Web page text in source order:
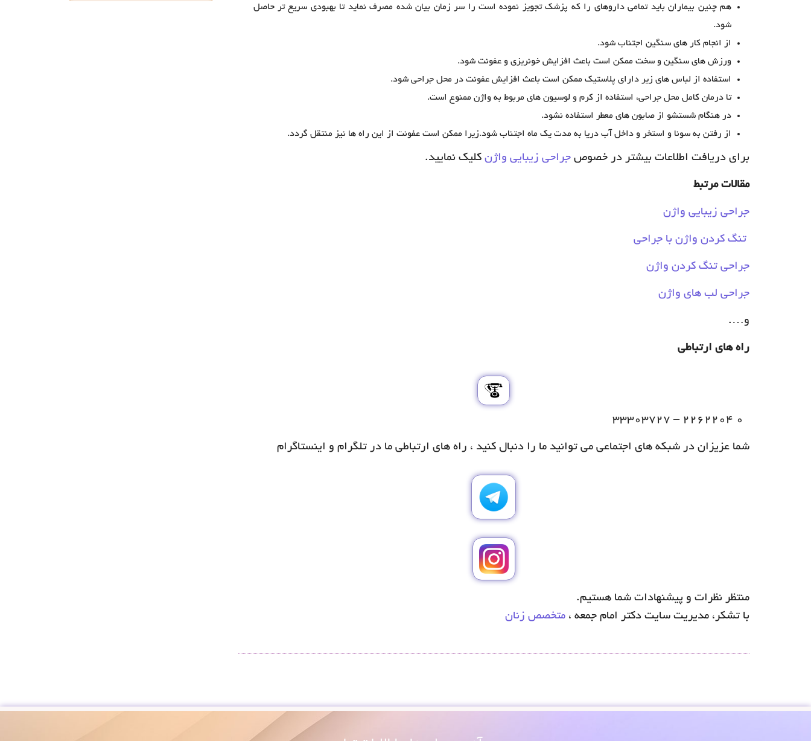
هم چنین بیماران باید تمامی داروهای را که پزشک تجویز نموده است را سر زمان بیان شده مصرف نماید تا بهبودی سریع تر حاصل
شود.
از انجام کار های سنگین اجتناب شود.
ورزش های سنگین و سخت ممکن است باعث افزایش خونریزی و عفونت شود.
استفاده از لباس های زیر دارای پلاستیک ممکن است باعث افزایش عفونت در محل جراحی شود.
تا درمان کامل محل جراحی، استفاده از کرم و لوسیون های مربوط به واژن ممنوع است.
در هنگام شستشو از صابون های معطر استفاده نشود.
از رفتن به سونا و استخر و داخل آب دریا به مدت یک ماه اجتناب شود.زیرا ممکن است عفونت از این راه ها نیز منتقل گردد.
برای دریافت اطلاعات بیشتر در خصوص جراحی زیبایی واژن کلیک نمایید.
مقالات مرتبط
جراحی زیبایی واژن
تنگ کردن واژن با جراحی
جراحی تنگ کردن واژن
جراحی لب های واژن
و….
راه های ارتباطی
شما عزیزان در شبکه های اجتماعی می توانید ما را دنبال کنید ، راه های ارتباطی ما در تلگرام و اینستاگرام
منتظر نظرات و پیشنهادات شما هستیم.
با تشکر، مدیریت سایت دکتر امام جمعه ، متخصص زنان